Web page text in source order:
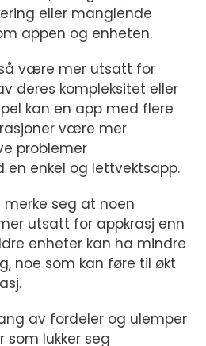
eller manglende
appen og enheten.
være mer utsatt for
deres kompleksitet eller
kan en app med flere
være mer
problemer
enkel og lettvektsapp.
seg at noen
utsatt for appkrasj enn
enheter kan ha mindre
noe som kan føre til økt
av fordeler og ulemper
lukker seg